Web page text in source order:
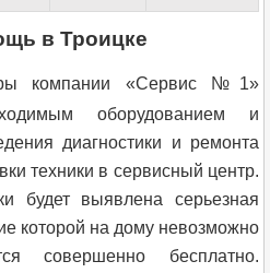
в Троицке
компании «Сервис №1»
оборудованием и
диагностики и ремонта
техники в сервисный центр.
будет выявлена серьезная
которой на дому невозможно
совершенно бесплатно.